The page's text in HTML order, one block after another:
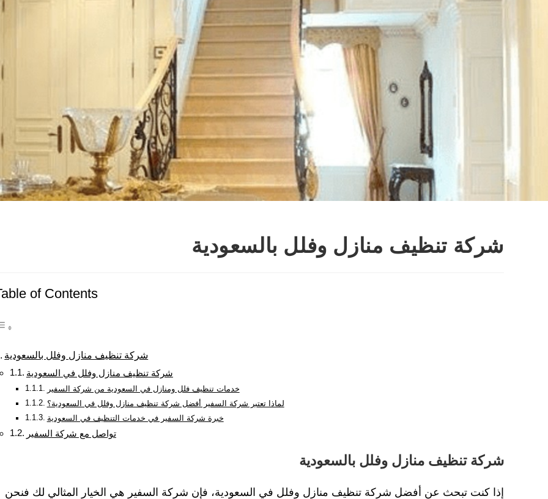
شركة تنظيف منازل وفلل بالسعودية
of Contents
شركة تنظيف منازل وفلل بالسعودية
شركة تنظيف منازل وفلل في السعودية
خدمات تنظيف فلل ومنازل في السعودية من شركة السفير
لماذا تعتبر شركة السفير أفضل شركة تنظيف منازل وفلل في السعودية؟
خبرة شركة السفير في خدمات التنظيف في السعودية
تواصل مع شركة السفير
شركة تنظيف منازل وفلل بالسعودية
إذا كنت تبحث عن أفضل شركة تنظيف منازل وفلل في السعودية، فإن شركة السفير هي الخيار المثالي لك فنحن